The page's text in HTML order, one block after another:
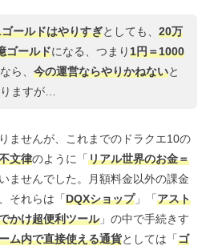
ールドはやりすぎとしても、 20万
ゴールドになる、つまり1円＝1000
なら、 今の運営ならやりかねないと
ますが…
ませんが、これまでのドラクエ10の
文律のように「リアル世界のお金＝
ませんでした。月額料金以外の課金
それらは「DQXショップ」「アスト
かけ超便利ツール」の中で手続きす
ム内で直接使える通貨としては「ゴ